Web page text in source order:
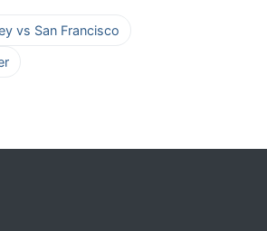
vs San Francisco